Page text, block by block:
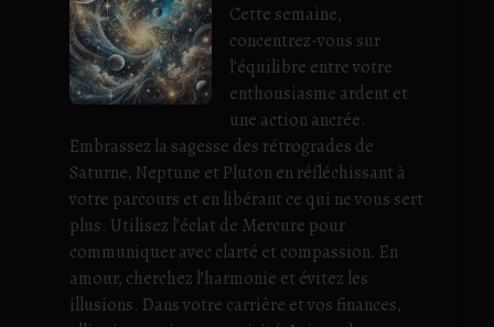
Cette semaine,
concentrez-vous sur
l’équilibre entre votre
enthousiasme ardent et
une action ancrée.
Embrassez la sagesse des rétrogrades de
Saturne, Neptune et Pluton en réfléchissant à
votre parcours et en libérant ce qui ne vous sert
plus. Utilisez l’éclat de Mercure pour
communiquer avec clarté et compassion. En
amour, cherchez l’harmonie et évitez les
illusions. Dans votre carrière et vos finances,